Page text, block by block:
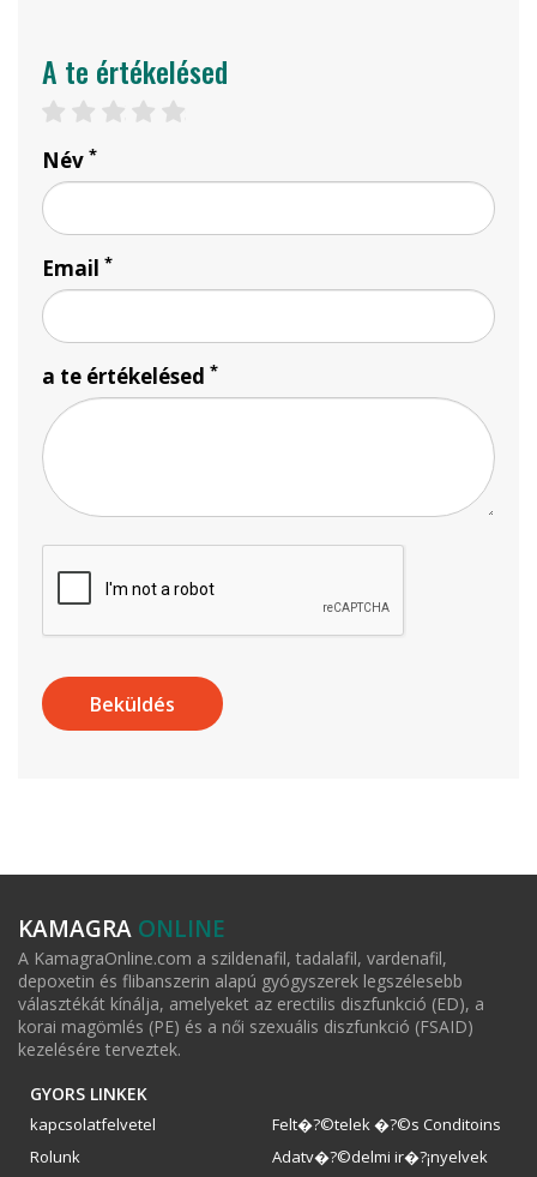
A te értékelésed
4 csillag
3 csillag
2 csillag
1 csillag
Név *
Email *
a te értékelésed *
KAMAGRA ONLINE
A KamagraOnline.com a szildenafil, tadalafil, vardenafil,
depoxetin és flibanszerin alapú gyógyszerek legszélesebb
választékát kínálja, amelyeket az erectilis diszfunkció (ED), a
korai magömlés (PE) és a női szexuális diszfunkció (FSAID)
kezelésére terveztek.
GYORS LINKEK
kapcsolatfelvetel
Felt�?©telek �?©s Conditoins
Rolunk
Adatv�?©delmi ir�?¡nyelvek